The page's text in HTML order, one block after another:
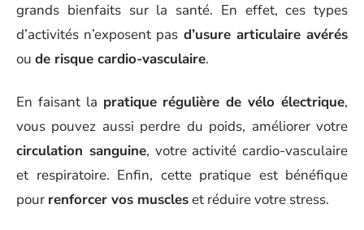
grands bienfaits sur la santé. En effet, ces types
d’activités n’exposent pas d’usure articulaire avérés
ou de risque cardio-vasculaire.
En faisant la pratique régulière de vélo électrique,
vous pouvez aussi perdre du poids, améliorer votre
circulation sanguine, votre activité cardio-vasculaire
et respiratoire. Enfin, cette pratique est bénéfique
pour renforcer vos muscleset réduire votre stress.